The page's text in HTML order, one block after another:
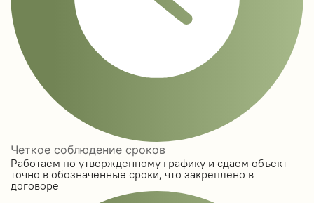
Четкое соблюдение сроков
Работаем по утвержденному графику и сдаем объект
точно в обозначенные сроки, что закреплено в
договоре